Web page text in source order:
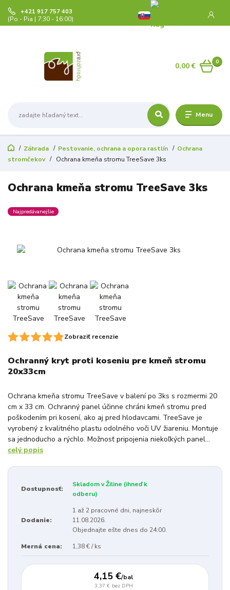
Menu
+421 917 757 403
(Po - Pia | 7:30 - 16:00)
0
0,00 €
Záhrada Pestovanie, ochrana a opora rastlín
Ochrana
stromčekov
Ochrana kmeňa stromu TreeSave 3ks
Ochrana kmeňa stromu TreeSave 3ks
Najpredávanejšie
Zobraziť recenzie
Ochranný kryt proti koseniu pre kmeň stromu
20x33cm
Ochrana kmeňa stromu TreeSave v balení po 3ks s rozmermi 20
cm x 33 cm. Ochranný panel účinne chráni kmeň stromu pred
poškodením pri kosení, ako aj pred hlodavcami. TreeSave je
vyrobený z kvalitného plastu odolného voči UV žiareniu. Montuje
sa jednoducho a rýchlo. Možnosť pripojenia niekoľkých panel...
celý popis
Dostupnosť:
Skladom v Žiline (ihneď k
odberu)
Dodanie:
1 až 2 pracovné dni, najneskôr
11.08.2026.
Objednajte ešte dnes do 24:00.
Merná cena: 1,38 € / ks
4,15 €/bal
3,37 € bez DPH